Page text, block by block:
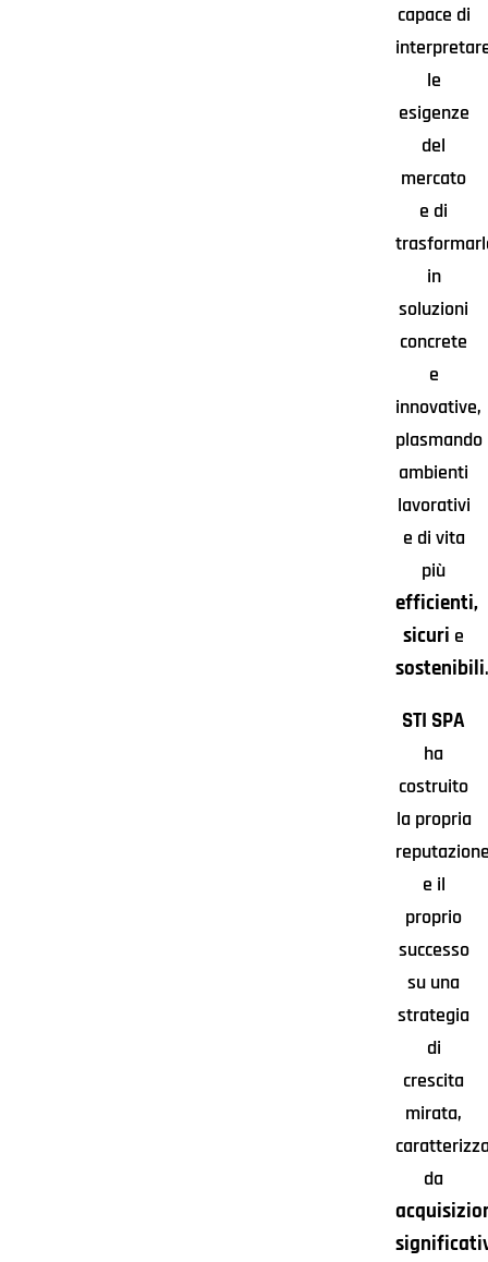
capace di
le
esigenze
del
mercato
e di
in
soluzioni
concrete
e
innovative,
plasmando
ambienti
lavorativi
e di vita
più
efficienti,
sicuri e
sostenibili
STI SPA
ha
costruito
la propria
e il
proprio
successo
su una
strategia
di
crescita
mirata,
da